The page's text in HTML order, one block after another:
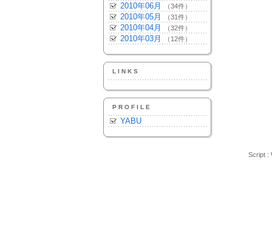
2010年06月 （34件）
2010年05月 （31件）
2010年04月 （32件）
2010年03月 （12件）
LINKS
PROFILE
YABU
Script :